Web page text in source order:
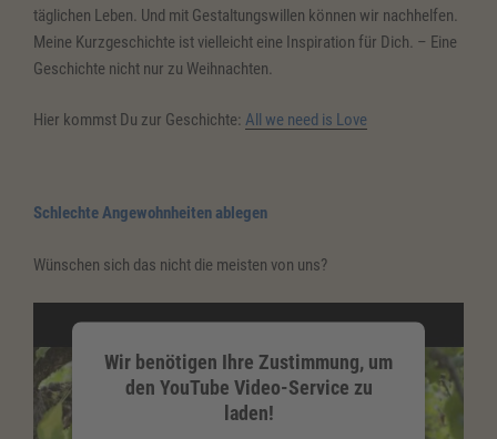
powered byUsercentrics Consent
Management Platform &eRecht24
täglichen Leben. Und mit Gestaltungswillen können wir nachhelfen.
Meine Kurzgeschichte ist vielleicht eine Inspiration für Dich. – Eine
Geschichte nicht nur zu Weihnachten.
Hier kommst Du zur Geschichte: All we need is Love
Schlechte Angewohnheiten ablegen
Wünschen sich das nicht die meisten von uns?
Wir benötigen Ihre Zustimmung, um
den YouTube Video-Service zu
laden!